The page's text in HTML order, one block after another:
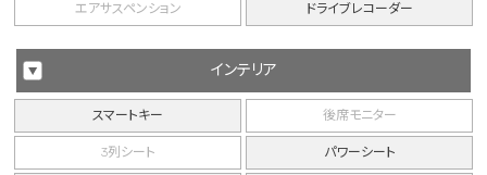
エアサスペンション ドライブレコーダー
インテリア
スマートキー 後席モニター
3列シート パワーシート